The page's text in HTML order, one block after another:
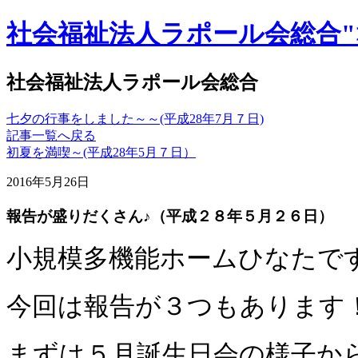
社会福祉法人ラポール会総合
社会福祉法人ラポール会総合
七夕の行事をしました～～(平成28年7月７日)
記事一覧へ戻る
初夏を満喫～(平成28年5月７日）
2016年5月26日
報告が盛りだくさん♪（平成２８年５月２６日）
小規模多機能ホームひなたで
今回は報告が３つもあります